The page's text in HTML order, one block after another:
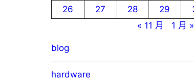
26
27 28 29
« 11 月
1 月 »
blog
hardware